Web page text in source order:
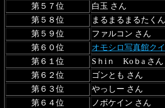
第５７位
白玉 さん
第５８位
まるまるまるたく
第５９位
ファルコン さん
第６０位
オモシロ写真館ク
第６１位
Sｈiｎ Koｂa さん
第６２位
ゴンとも さん
第６３位
やっしー さん
第６４位
ノボケイン さん